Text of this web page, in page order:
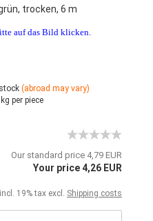
trocken, 6 m
auf das Bild klicken.
(abroad may vary)
per piece
Our standard price 4,79 EUR
Your price 4,26 EUR
incl. 19% tax excl. Shipping costs